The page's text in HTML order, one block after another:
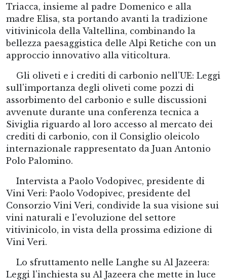
Triacca, insieme al padre Domenico e alla
madre Elisa, sta portando avanti la tradizione
vitivinicola della Valtellina, combinando la
bellezza paesaggistica delle Alpi Retiche con un
approccio innovativo alla viticoltura.
Gli oliveti e i crediti di carbonio nell'UE: Leggi
sull'importanza degli oliveti come pozzi di
assorbimento del carbonio e sulle discussioni
avvenute durante una conferenza tecnica a
Siviglia riguardo al loro accesso al mercato dei
crediti di carbonio, con il Consiglio oleicolo
internazionale rappresentato da Juan Antonio
Polo Palomino.
Intervista a Paolo Vodopivec, presidente di
Vini Veri: Paolo Vodopivec, presidente del
Consorzio Vini Veri, condivide la sua visione sui
vini naturali e l'evoluzione del settore
vitivinicolo, in vista della prossima edizione di
Vini Veri.
Lo sfruttamento nelle Langhe su Al Jazeera:
Leggi l'inchiesta su Al Jazeera che mette in luce